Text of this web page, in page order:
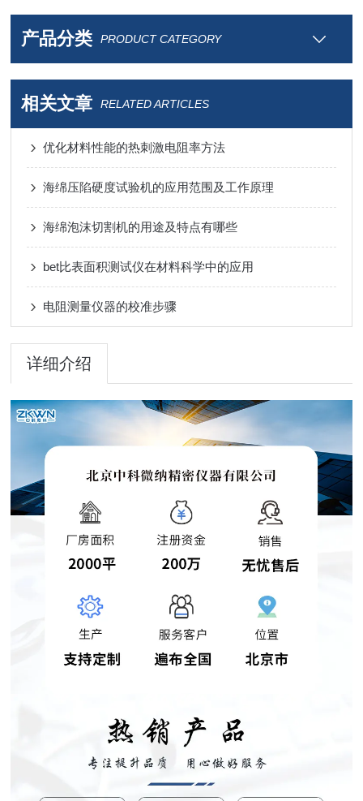
产品分类 PRODUCT CATEGORY
相关文章 RELATED ARTICLES
优化材料性能的热刺激电阻率方法
海绵压陷硬度试验机的应用范围及工作原理
海绵泡沫切割机的用途及特点有哪些
bet比表面积测试仪在材料科学中的应用
电阻测量仪器的校准步骤
详细介绍